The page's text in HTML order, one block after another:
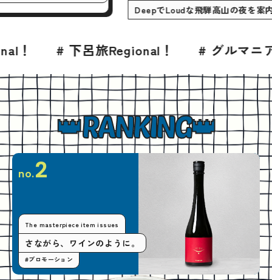
DeepでLoudな飛騨高山の
# 下呂旅Regional！ # グルマニア！ #
RANKING
no.2
The masterpiece item issues
さながら、ワインのように。
#プロモーション